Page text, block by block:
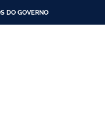
DO GOVERNO